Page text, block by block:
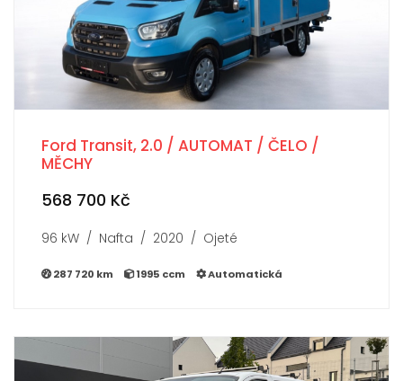
Ford Transit, 2.0 / AUTOMAT / ČELO /
MĚCHY
568 700 Kč
96 kW / Nafta / 2020 / Ojeté
287 720 km 1995 ccm Automatická